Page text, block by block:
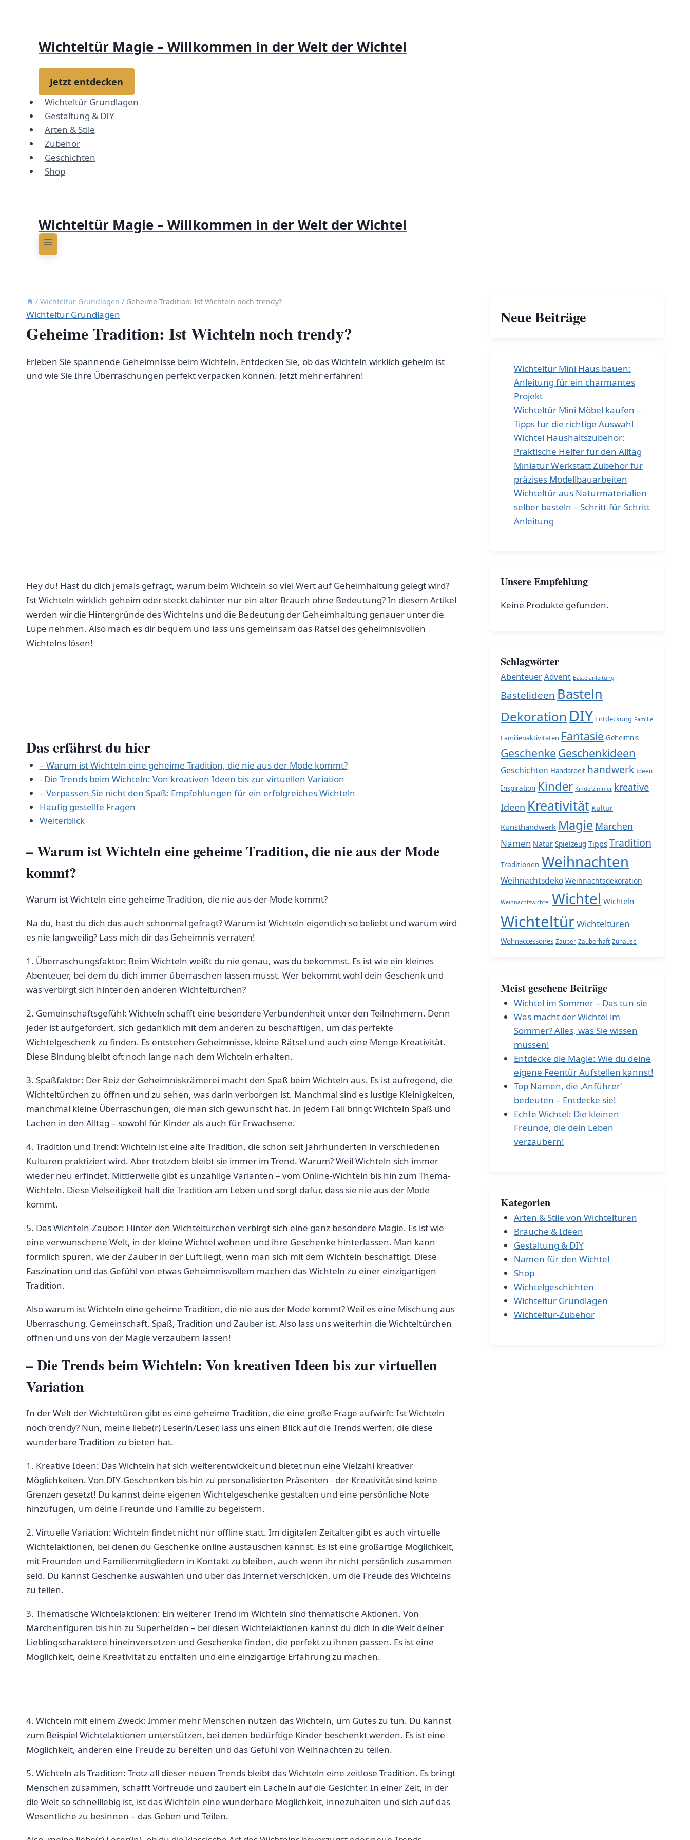
Wichteltür Magie – Willkommen in der Welt der Wichtel
Jetzt entdecken
Wichteltür Grundlagen
Gestaltung & DIY
Arten & Stile
Zubehör
Geschichten
Shop
Wichteltür Magie – Willkommen in der Welt der Wichtel
/ Wichteltür Grundlagen / Geheime Tradition: Ist Wichteln noch trendy?
Wichteltür Grundlagen
Geheime Tradition: Ist Wichteln noch trendy?
Erleben Sie spannende Geheimnisse beim Wichteln. Entdecken Sie, ob das Wichteln wirklich geheim ist
und wie Sie Ihre Überraschungen perfekt verpacken können. Jetzt mehr erfahren!
Hey du! ‌Hast du dich ⁣jemals gefragt, ⁣warum ‌beim Wichteln so viel Wert auf Geheimhaltung gelegt ⁢wird?
Ist Wichteln wirklich‍ geheim oder steckt dahinter nur ein alter Brauch ⁤ohne⁢ Bedeutung? In diesem Artikel‌
werden wir die Hintergründe des Wichtelns und die Bedeutung der Geheimhaltung genauer unter ​die
Lupe​ nehmen. Also mach ⁢es dir bequem und lass uns‍ gemeinsam das Rätsel des ⁣geheimnisvollen‍
Wichtelns lösen!
Das erfährst⁢ du hier
– ‍Warum ist Wichteln eine geheime Tradition, die nie ​aus ‍der Mode kommt?
-⁣ Die Trends beim Wichteln: Von kreativen Ideen ​bis zur virtuellen Variation
– Verpassen Sie nicht den Spaß: Empfehlungen für‍ ein erfolgreiches Wichteln
Häufig‌ gestellte​ Fragen
Weiterblick
– Warum ist Wichteln eine ‍geheime ⁤Tradition, die nie​ aus ​der Mode
kommt?
Warum ist Wichteln eine⁣ geheime Tradition, ⁤die ‌nie⁣ aus der Mode⁤ kommt?
Na du, hast du dich das ⁢auch schonmal gefragt? Warum ist ​Wichteln‍ eigentlich so⁤ beliebt‌ und ⁢warum​ wird
⁢es nie langweilig? ‌Lass mich dir​ das Geheimnis verraten!
1. Überraschungsfaktor: Beim Wichteln weißt​ du nie genau, was du bekommst. Es ist wie ein kleines
Abenteuer, bei dem du dich⁤ immer ⁢überraschen ​lassen musst. ⁤Wer bekommt ​wohl dein Geschenk und
was verbirgt ⁢sich hinter ‍den anderen Wichteltürchen?
2. Gemeinschaftsgefühl: Wichteln schafft eine ​besondere ⁣Verbundenheit ‍unter den⁤ Teilnehmern. Denn
‌jeder ist aufgefordert, sich ‌gedanklich ​mit dem ⁤anderen zu beschäftigen, um ⁤das perfekte
Wichtelgeschenk ⁣zu finden. Es entstehen Geheimnisse, kleine Rätsel und​ auch eine Menge Kreativität.‍
Diese Bindung bleibt oft⁤ noch ​lange nach ⁤dem ​Wichteln erhalten.
3. Spaßfaktor: Der Reiz der Geheimniskrämerei‍ macht den Spaß ‌beim ⁢Wichteln aus. Es ist aufregend, die
⁣Wichteltürchen zu öffnen ​und zu​ sehen, ⁣was darin verborgen ⁤ist. Manchmal sind ​es lustige Kleinigkeiten,⁢
manchmal kleine Überraschungen, die ‌man sich gewünscht hat. In ​jedem Fall bringt​ Wichteln Spaß ⁤und
Lachen ‍in den Alltag – sowohl für ⁢Kinder als auch für Erwachsene.
4. Tradition und Trend: ⁤Wichteln​ ist eine‌ alte Tradition, die schon seit Jahrhunderten in verschiedenen ​
Kulturen ‌praktiziert wird. Aber trotzdem bleibt sie immer im Trend. Warum? ‍Weil Wichteln sich immer
‌wieder neu erfindet. Mittlerweile gibt es unzählige Varianten – vom Online-Wichteln bis ‌hin⁢ zum⁣ Thema-
Wichteln. Diese Vielseitigkeit ⁢hält die Tradition ⁢am ‌Leben und sorgt dafür,​ dass sie⁣ nie aus⁣ der ‍Mode
kommt.
5. Das Wichteln-Zauber: Hinter den Wichteltürchen⁣ verbirgt sich eine ganz ⁢besondere Magie.‍ Es ist wie
eine verwunschene‌ Welt, in der kleine ​Wichtel wohnen und⁢ ihre​ Geschenke hinterlassen. Man kann
förmlich spüren, wie der Zauber in ⁢der Luft liegt, wenn man ​sich mit dem ⁢Wichteln beschäftigt. Diese ​
Faszination und das Gefühl von etwas Geheimnisvollem machen das Wichteln zu ‌einer​ einzigartigen
Tradition.
Also warum ist Wichteln ‌eine geheime Tradition, die nie aus der‌ Mode ‌kommt? Weil es ⁢eine‌ Mischung‌ aus
⁣Überraschung, Gemeinschaft, Spaß, ‍Tradition‌ und Zauber ist.⁢ Also​ lass uns weiterhin die ‍Wichteltürchen
öffnen und⁣ uns ‌von der Magie ⁢verzaubern lassen!
– Die Trends beim Wichteln: Von​ kreativen ⁢Ideen bis zur​ virtuellen
‌Variation
In der Welt⁢ der Wichteltüren gibt es eine ⁢geheime ⁣Tradition, die eine große Frage⁢ aufwirft: Ist Wichteln
noch trendy? ⁤Nun,⁢ meine⁤ liebe(r) Leserin/Leser, lass ⁢uns einen Blick ‍auf‍ die Trends werfen, ‌die diese⁢
wunderbare Tradition zu‍ bieten hat.
1.⁣ Kreative‍ Ideen: Das Wichteln hat sich weiterentwickelt und ‍bietet nun eine Vielzahl kreativer
Möglichkeiten. Von‍ DIY-Geschenken bis ​hin zu personalisierten Präsenten ⁣- der Kreativität ⁣sind⁣ keine
Grenzen gesetzt! Du kannst deine eigenen ‌Wichtelgeschenke gestalten und eine persönliche ‌Note
‍hinzufügen, um​ deine Freunde und Familie zu⁣ begeistern.
2. Virtuelle Variation: Wichteln findet nicht ‍nur offline statt. Im digitalen‌ Zeitalter gibt es auch ⁤virtuelle
Wichtelaktionen, bei denen du Geschenke online austauschen kannst.‌ Es⁣ ist eine großartige Möglichkeit,​
mit Freunden ‍und Familienmitgliedern ​in Kontakt zu bleiben, ‍auch wenn‌ ihr nicht persönlich zusammen
seid.​ Du⁢ kannst Geschenke ⁤auswählen und über das​ Internet verschicken, um die Freude des Wichtelns
zu teilen.
3. Thematische ⁤Wichtelaktionen: Ein weiterer ⁤Trend ⁤im Wichteln‌ sind ​thematische ⁣Aktionen. Von‌
Märchenfiguren bis hin⁣ zu Superhelden – bei diesen ⁤Wichtelaktionen kannst‌ du ⁤dich in die Welt⁤ deiner‍
Lieblingscharaktere hineinversetzen und Geschenke​ finden, ​die perfekt zu ihnen passen.‍ Es ist ‌eine ​
Möglichkeit, deine⁤ Kreativität zu entfalten und eine‌ einzigartige ‌Erfahrung zu ⁢machen.
4. Wichteln mit einem Zweck: Immer ‌mehr Menschen nutzen das Wichteln, um⁢ Gutes zu‍ tun. ⁢Du kannst
zum Beispiel Wichtelaktionen unterstützen, bei⁤ denen bedürftige Kinder beschenkt ⁤werden.⁤ Es ist eine
Möglichkeit, anderen eine Freude zu ‍bereiten und das ​Gefühl von ⁢Weihnachten zu teilen.
5. Wichteln als Tradition: Trotz all dieser ‌neuen Trends bleibt das Wichteln eine zeitlose Tradition. Es bringt
Menschen zusammen, ‍schafft Vorfreude und ‌zaubert ein Lächeln auf ⁣die Gesichter. In‍ einer Zeit, in ‌der
die Welt so schnelllebig ​ist, ‍ist das ‍Wichteln eine wunderbare Möglichkeit, ⁢innezuhalten ⁣und ⁣sich⁣ auf ⁤das
Wesentliche zu besinnen – das​ Geben und Teilen.
Neue Beiträge
Wichteltür Mini Haus bauen:
Anleitung für ein charmantes
Projekt
Wichteltür Mini Möbel kaufen –
Tipps für die richtige Auswahl
Wichtel Haushaltszubehör:
Praktische Helfer für den Alltag
Miniatur Werkstatt Zubehör für
präzises Modellbauarbeiten
Wichteltür aus Naturmaterialien
selber basteln – Schritt-für-Schritt
Anleitung
Unsere Empfehlung
Keine Produkte gefunden.
Schlagwörter
AbenteuerAdvent Bastelanleitung
Bastelideen Basteln
Dekoration DIY Entdeckung Familie
Familienaktivitäten Fantasie Geheimnis
Geschenke Geschenkideen
Geschichten Handarbeit handwerk Ideen
Inspiration Kinder Kinderzimmer kreative
Ideen Kreativität Kultur
Kunsthandwerk Magie Märchen
Namen Natur Spielzeug Tipps Tradition
Traditionen Weihnachten
Weihnachtsdeko Weihnachtsdekoration
Weihnachtswichtel Wichtel Wichteln
WichteltürWichteltüren
Wohnaccessoires Zauber Zauberhaft Zuhause
Meist gesehene Beiträge
Wichtel im Sommer – Das tun sie
Was macht der Wichtel im
Sommer? Alles, was Sie wissen
müssen!
Entdecke die Magie: Wie du deine
eigene Feentür Aufstellen kannst!
Top Namen, die ‚Anführer‘
bedeuten – Entdecke sie!
Echte Wichtel: Die kleinen
Freunde, die dein Leben
verzaubern!
Kategorien
Arten & Stile von Wichteltüren
Bräuche & Ideen
Gestaltung & DIY
Namen für den Wichtel
Shop
Wichtelgeschichten
Wichteltür Grundlagen
Wichteltür-Zubehör